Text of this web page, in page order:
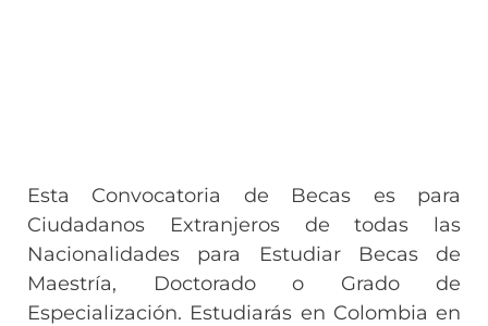
Esta Convocatoria de Becas es para
Ciudadanos Extranjeros de todas las
Nacionalidades para Estudiar Becas de
Maestría, Doctorado o Grado de
Especialización. Estudiarás en Colombia en